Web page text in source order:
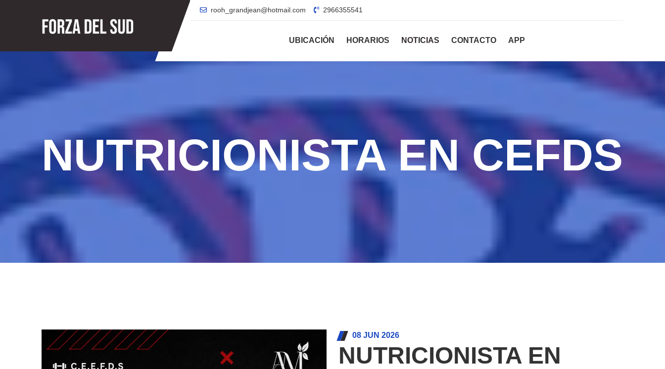
rooh_grandjean@hotmail.com 2966355541
UBICACIÓN HORARIOS NOTICIAS CONTACTO APP
NUTRICIONISTA EN CEFDS
08 JUN 2026
NUTRICIONISTA EN